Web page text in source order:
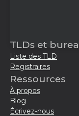
TLDs et
Liste des TLD
Registraires
Ressources
À propos
Blog
Écrivez-nous